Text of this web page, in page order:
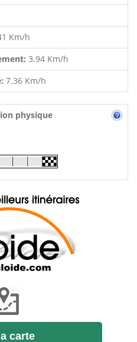
Km/h
3.94 Km/h
7.36 Km/h
physique
carte